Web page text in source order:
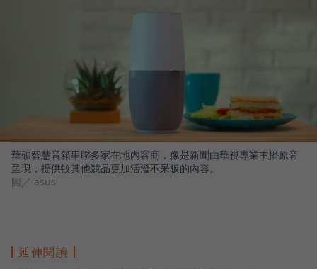
華碩智慧音箱串聯多家在地內容商，像是新聞由華視專業主播原音
呈現，提供較其他競品更加活潑不呆板的內容。
圖／ asus
延伸閱讀